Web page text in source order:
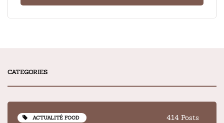
CATEGORIES
ACTUALITÉ FOOD 414 Posts